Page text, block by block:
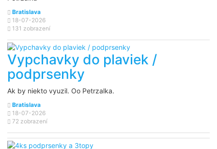
Bratislava
18-07-2026
131 zobrazení
Vypchavky do plaviek /
podprsenky
Ak by niekto vyuzil. Oo Petrzalka.
Bratislava
18-07-2026
72 zobrazení